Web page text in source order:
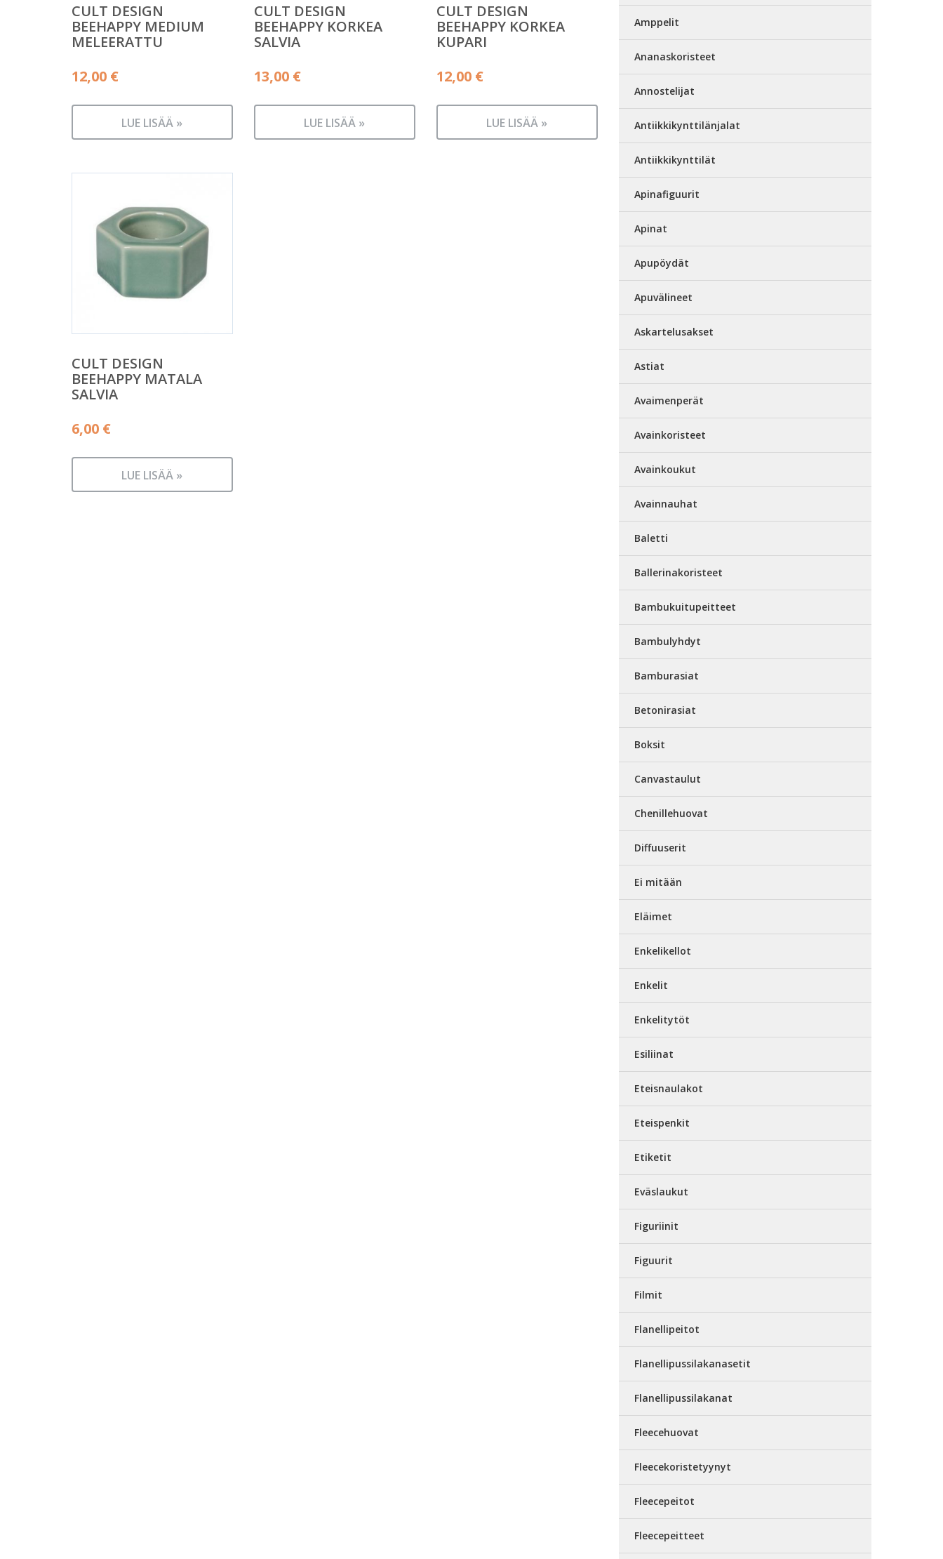
CULT DESIGN
BEEHAPPY MEDIUM
MELEERATTU
12,00 €
LUE LISÄÄ »
CULT DESIGN
BEEHAPPY KORKEA
SALVIA
13,00 €
LUE LISÄÄ »
CULT DESIGN
BEEHAPPY KORKEA
KUPARI
12,00 €
LUE LISÄÄ »
CULT DESIGN
BEEHAPPY MATALA
SALVIA
6,00 €
LUE LISÄÄ »
Amppelit
Ananaskoristeet
Annostelijat
Antiikkikynttilänjalat
Antiikkikynttilät
Apinafiguurit
Apinat
Apupöydät
Apuvälineet
Askartelusakset
Astiat
Avaimenperät
Avainkoristeet
Avainkoukut
Avainnauhat
Baletti
Ballerinakoristeet
Bambukuitupeitteet
Bambulyhdyt
Bamburasiat
Betonirasiat
Boksit
Canvastaulut
Chenillehuovat
Diffuuserit
Ei mitään
Eläimet
Enkelikellot
Enkelit
Enkelitytöt
Esiliinat
Eteisnaulakot
Eteispenkit
Etiketit
Eväslaukut
Figuriinit
Figuurit
Filmit
Flanellipeitot
Flanellipussilakanasetit
Flanellipussilakanat
Fleecehuovat
Fleecekoristetyynyt
Fleecepeitot
Fleecepeitteet